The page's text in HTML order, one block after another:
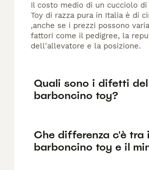
Il costo medio di un cucciolo di
Toy di razza pura in Italia è di
,anche se i prezzi possono
fattori come il pedigree, la
dell'allevatore e la posizione.
Quali sono i difetti del
barboncino toy?
Che differenza c'è tra
barboncino toy e il